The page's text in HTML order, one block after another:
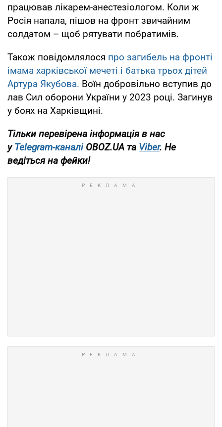
працював лікарем-анестезіологом. Коли ж
Росія напала, пішов на фронт звичайним
солдатом – щоб рятувати побратимів.
Також повідомлялося про загибель на фронті
імама харківської мечеті і батька трьох дітей
Артура Якубова. Воїн добровільно вступив до
лав Сил оборони України у 2023 році. Загинув
у боях на Харківщині.
Тільки перевірена інформація в нас
уTelegram-каналіOBOZ.UA та Viber. Не
ведіться на фейки!